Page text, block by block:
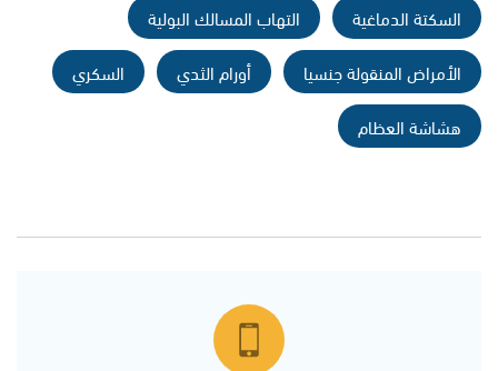
السكتة الدماغية
التهاب المسالك البولية
الأمراض المنقولة جنسيا
أورام الثدي
السكري
هشاشة العظام